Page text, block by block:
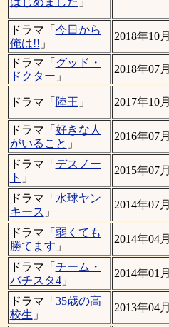
ドラマ「 今日から
俺は!! 」
2018年10月
ドラマ「 グッド・
ドクター 」
2018年07月
ドラマ「 陸王 」 2017年10月
ドラマ「 好きな人
がいること 」
2016年07月
ドラマ「 デスノー
ト 」
2015年07月
ドラマ「 水球ヤン
キース 」
2014年07月
ドラマ「 弱くても
勝てます 」
2014年04月
ドラマ「 チーム・
バチスタ4」
2014年01月
ドラマ「 35歳の高
校生 」
2013年04月